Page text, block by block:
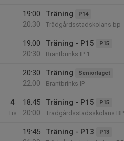
19:00
20:30
Träning P14
Trädgårdsstadskolans bp
19:00
20:30
Träning - P15 P15
Brantbrinks IP 1
20:30
22:00
Träning Seniorlaget
Brantbrinks IP
4
Tis
18:45
20:00
Träning - P15 P15
Trädgårdsstadsskolans BP
19:45
Träning - P13 P13